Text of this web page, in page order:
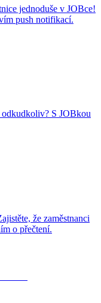
jednoduše v JOBce!
push notifikací.
S JOBkou
že zaměstnanci
o přečtení.